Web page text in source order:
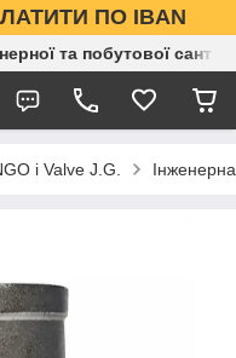
ПО IBAN
та побутової
і Valve J.G.